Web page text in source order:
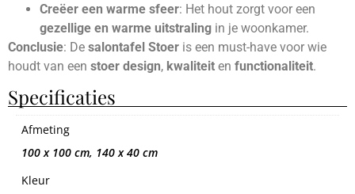
Creëer een warme sfeer: Het hout zorgt voor een
gezellige en warme uitstraling in je woonkamer.
Conclusie: De salontafel Stoer is een must-have voor wie
houdt van een stoer design, kwaliteit en functionaliteit.
Specificaties
Afmeting
100 x 100 cm, 140 x 40 cm
Kleur